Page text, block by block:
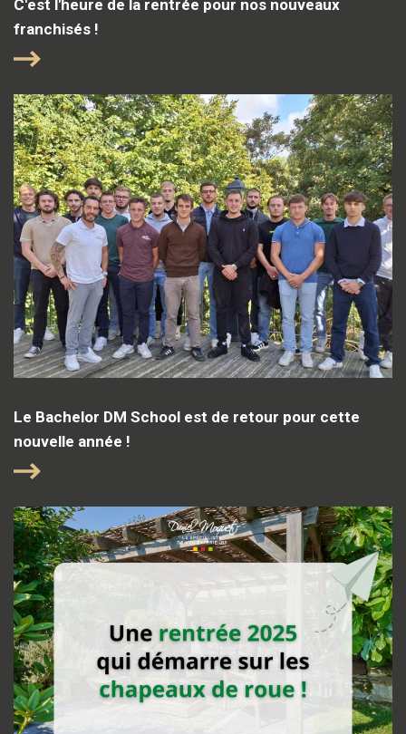
C'est l'heure de la rentrée pour nos nouveaux
franchisés !
Le Bachelor DM School est de retour pour cette
nouvelle année !